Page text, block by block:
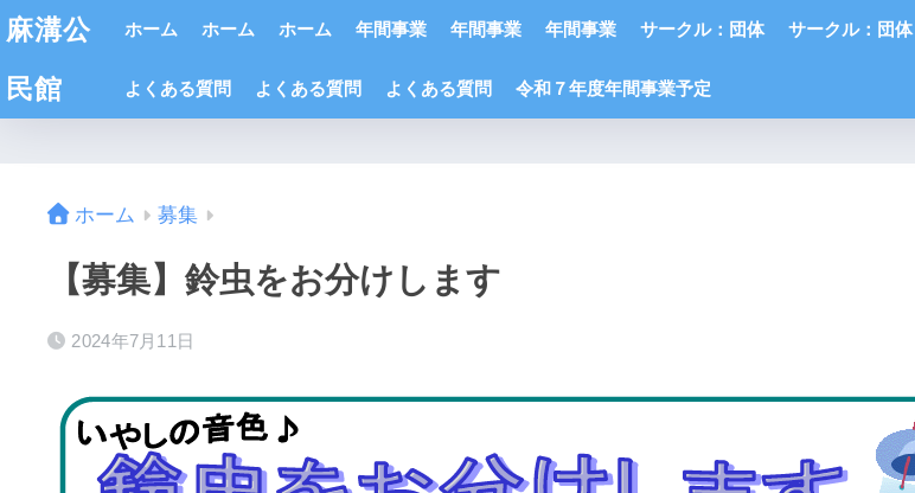
麻溝公
民館
ホーム ホーム ホーム 年間事業 年間事業 年間事業 サークル：団体 サークル：団体
よくある質問 よくある質問 よくある質問 令和７年度年間事業予定
ホーム 募集
【募集】鈴虫をお分けします
2024年7月11日